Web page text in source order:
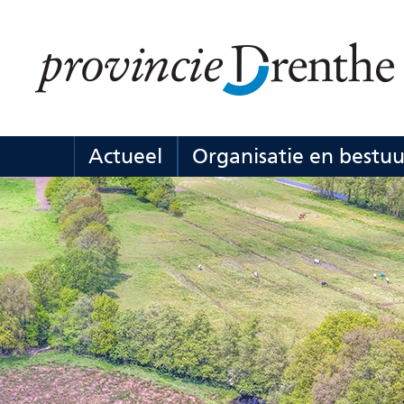
inhoud
Actueel
Actueel
Uitklappen
Organisatie en